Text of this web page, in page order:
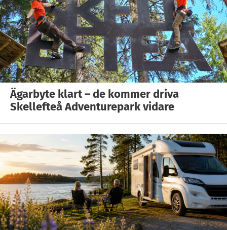
Ägarbyte klart – de kommer driva
Skellefteå Adventurepark vidare